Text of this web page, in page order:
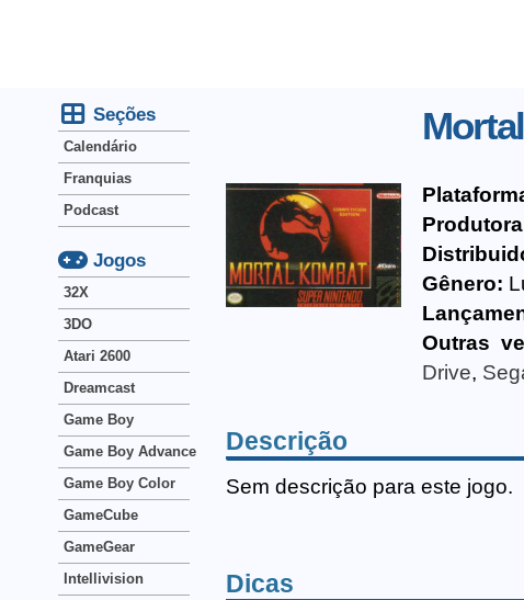
Gênero:
Outras
Drive,
Descrição
Sem descrição para este jogo.
Dicas
Seções
Calendário
Franquias
Podcast
Jogos
32X
3DO
Atari 2600
Dreamcast
Game Boy
Game Boy Advance
Game Boy Color
GameCube
GameGear
Intellivision